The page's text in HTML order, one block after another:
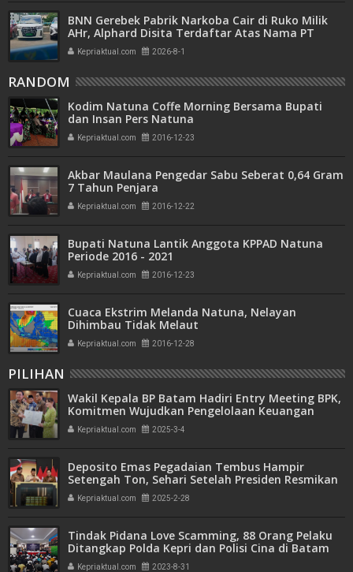
BNN Gerebek Pabrik Narkoba Cair di Ruko Milik
AHr, Alphard Disita Terdaftar Atas Nama PT
Mitra Usaha Properti
Kepriaktual.com 2026-8-1
RANDOM
Kodim Natuna Coffe Morning Bersama Bupati
dan Insan Pers Natuna
Kepriaktual.com 2016-12-23
Akbar Maulana Pengedar Sabu Seberat 0,64 Gram
7 Tahun Penjara
Kepriaktual.com 2016-12-22
Bupati Natuna Lantik Anggota KPPAD Natuna
Periode 2016 - 2021
Kepriaktual.com 2016-12-23
Cuaca Ekstrim Melanda Natuna, Nelayan
Dihimbau Tidak Melaut
Kepriaktual.com 2016-12-28
PILIHAN
Wakil Kepala BP Batam Hadiri Entry Meeting BPK,
Komitmen Wujudkan Pengelolaan Keuangan
Transparan dan Akuntabel
Kepriaktual.com 2025-3-4
Deposito Emas Pegadaian Tembus Hampir
Setengah Ton, Sehari Setelah Presiden Resmikan
Bank Emas
Kepriaktual.com 2025-2-28
Tindak Pidana Love Scamming, 88 Orang Pelaku
Ditangkap Polda Kepri dan Polisi Cina di Batam
Kepriaktual.com 2023-8-31